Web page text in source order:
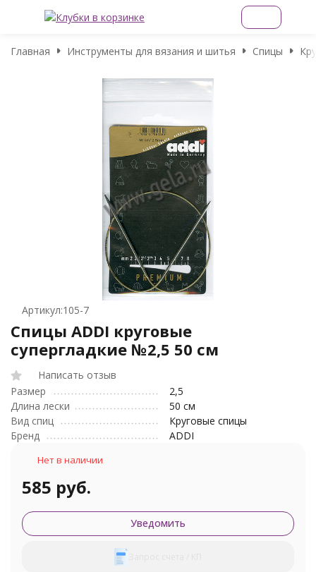
Главная Инструменты для вязания и шитья Спицы
Артикул:105-7
Спицы ADDI круговые
супергладкие №2,5 50 см
Написать отзыв
Размер
2,5
Длина лески
50 см
Вид спиц
Круговые спицы
Бренд
ADDI
Нет в наличии
585 руб.
Уведомить